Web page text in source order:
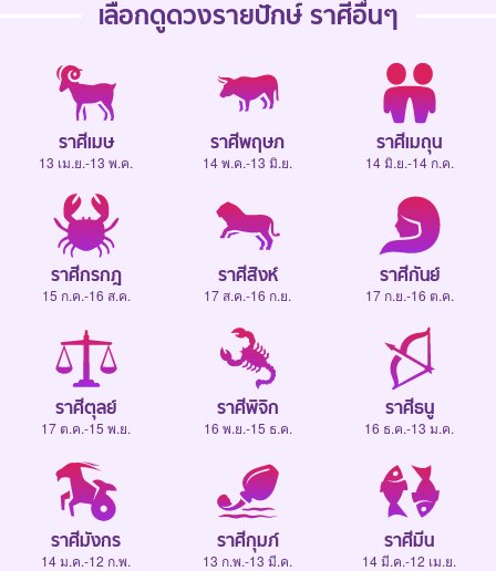
เลือกดูดวงรายปักษ์ราศีอื่นๆ
ราศีเมษ
13 เม.ย.-13 พ.ค.
ราศีพฤษภ
14 พ.ค.-13 มิ.ย.
ราศีเมถุน
14 มิ.ย.-14 ก.ค.
ราศีกรกฎ
15 ก.ค.-16 ส.ค.
ราศีสิงห์
17 ส.ค.-16 ก.ย.
ราศีกันย์
17 ก.ย.-16 ต.ค.
ราศีตุลย์
17 ต.ค.-15 พ.ย.
ราศีพิจิก
16 พ.ย.-15 ธ.ค.
ราศีธนู
16 ธ.ค.-13 ม.ค.
ราศีมังกร
14 ม.ค.-12 ก.พ.
ราศีกุมภ์
13 ก.พ.-13 มี.ค.
ราศีมีน
14 มี.ค.-12 เม.ย.